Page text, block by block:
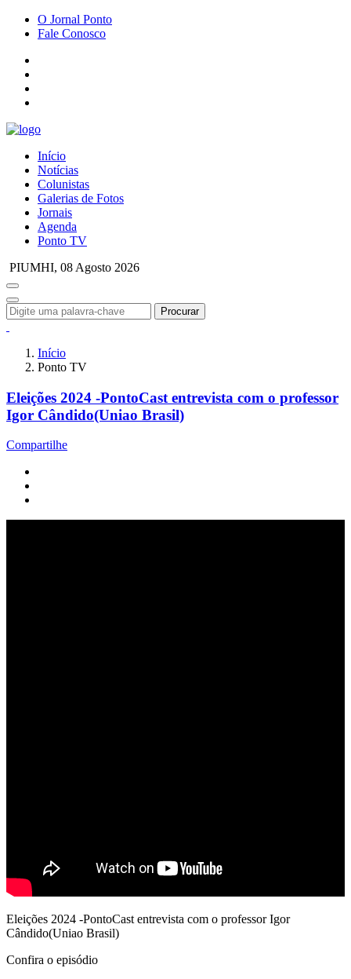
O Jornal Ponto
Fale Conosco
Início
Notícias
Colunistas
Galerias de Fotos
Jornais
Agenda
Ponto TV
PIUMHI, 08 Agosto 2026
Procurar
Início
Ponto TV
Eleições 2024 -PontoCast entrevista com o professor
Igor Cândido(Uniao Brasil)
Compartilhe
Eleições 2024 -PontoCast entrevista com o professor Igor
Cândido(Uniao Brasil)
Confira o episódio